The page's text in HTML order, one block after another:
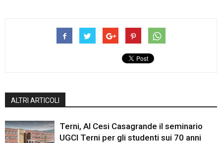
ALTRI ARTICOLI
Terni, Al Cesi Casagrande il seminario
UGCI Terni per gli studenti sui 70 anni